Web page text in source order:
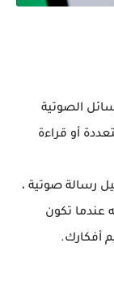
الصوتية
أو قراءة
رسالة صوتية ،
عندما تكون
أفكارك.